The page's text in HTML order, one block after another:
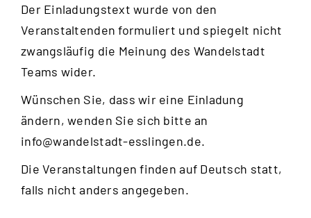
Der Einladungstext wurde von den
Veranstaltenden formuliert und spiegelt nicht
zwangsläufig die Meinung des Wandelstadt
Teams wider.
Wünschen Sie, dass wir eine Einladung
ändern, wenden Sie sich bitte an
info@wandelstadt-esslingen.de.
Die Veranstaltungen finden auf Deutsch statt,
falls nicht anders angegeben.